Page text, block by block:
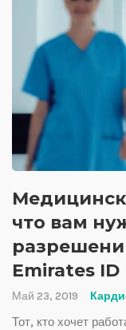
что вам
Emirates
Май 23, 2019
Тот, кто хочет